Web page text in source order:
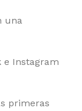
una
e Instagram
primeras